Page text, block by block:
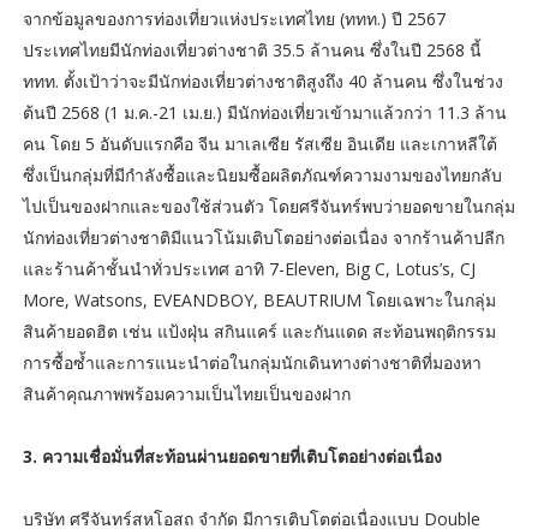
จากข้อมูลของการท่องเที่ยวแห่งประเทศไทย (ททท.) ปี 2567
ประเทศไทยมีนักท่องเที่ยวต่างชาติ 35.5 ล้านคน ซึ่งในปี 2568 นี้
ททท. ตั้งเป้าว่าจะมีนักท่องเที่ยวต่างชาติสูงถึง 40 ล้านคน ซึ่งในช่วง
ต้นปี 2568 (1 ม.ค.-21 เม.ย.) มีนักท่องเที่ยวเข้ามาแล้วกว่า 11.3 ล้าน
คน โดย 5 อันดับแรกคือ จีน มาเลเซีย รัสเซีย อินเดีย และเกาหลีใต้
ซึ่งเป็นกลุ่มที่มีกำลังซื้อและนิยมซื้อผลิตภัณฑ์ความงามของไทยกลับ
ไปเป็นของฝากและของใช้ส่วนตัว โดยศรีจันทร์พบว่ายอดขายในกลุ่ม
นักท่องเที่ยวต่างชาติมีแนวโน้มเติบโตอย่างต่อเนื่อง จากร้านค้าปลีก
และร้านค้าชั้นนำทั่วประเทศ อาทิ 7-Eleven, Big C, Lotus’s, CJ
More, Watsons, EVEANDBOY, BEAUTRIUM โดยเฉพาะในกลุ่ม
สินค้ายอดฮิต เช่น แป้งฝุ่น สกินแคร์ และกันแดด สะท้อนพฤติกรรม
การซื้อซ้ำและการแนะนำต่อในกลุ่มนักเดินทางต่างชาติที่มองหา
สินค้าคุณภาพพร้อมความเป็นไทยเป็นของฝาก
3. ความเชื่อมั่นที่สะท้อนผ่านยอดขายที่เติบโตอย่างต่อเนื่อง
บริษัท ศรีจันทร์สหโอสถ จำกัด มีการเติบโตต่อเนื่องแบบ Double